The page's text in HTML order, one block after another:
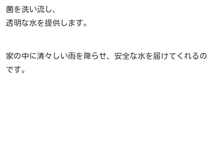
菌を洗い流し、
透明な水を提供します。
家の中に清々しい雨を降らせ、安全な水を届けてくれるの
です。